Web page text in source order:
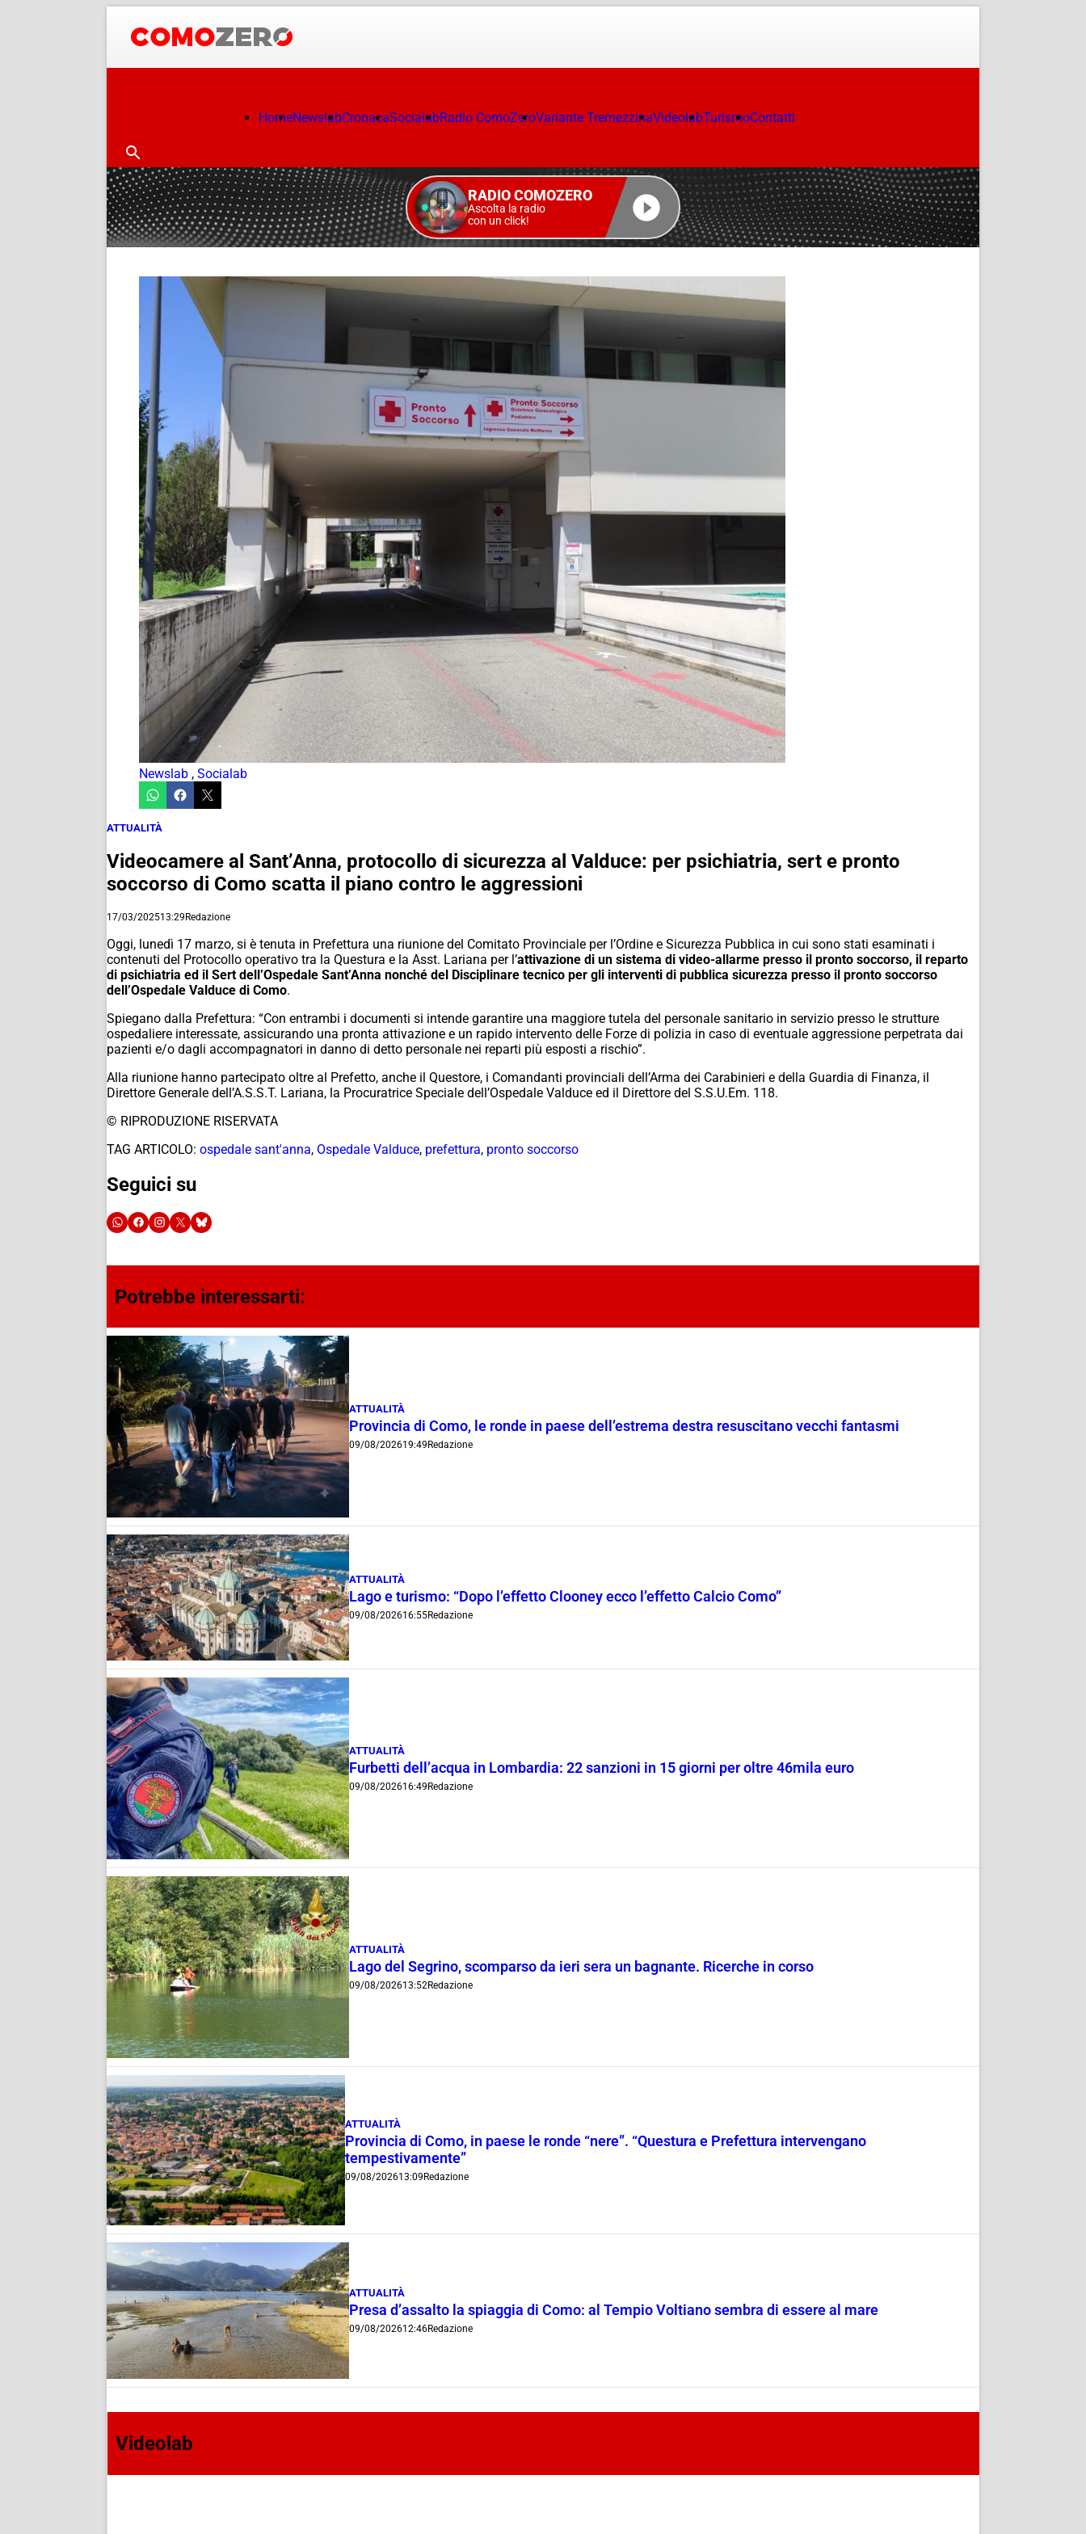
HomeNewslabCronacaSocialabRadio ComoZeroVariante TremezzinaVideolabTurismoContatti
RADIO COMOZERO
Ascolta la radio
con un click!
Newslab , Socialab
ATTUALITÀ
Videocamere al Sant’Anna, protocollo di sicurezza al Valduce: per psichiatria, sert e pronto
soccorso di Como scatta il piano contro le aggressioni
17/03/202513:29Redazione
Oggi, lunedì 17 marzo, si è tenuta in Prefettura una riunione del Comitato Provinciale per l’Ordine e Sicurezza Pubblica in cui sono stati esaminati i
contenuti del Protocollo operativo tra la Questura e la Asst. Lariana per l’attivazione di un sistema di video-allarme presso il pronto soccorso, il reparto
di psichiatria ed il Sert dell’Ospedale Sant’Anna nonché del Disciplinare tecnico per gli interventi di pubblica sicurezza presso il pronto soccorso
dell’Ospedale Valduce di Como.
Spiegano dalla Prefettura: “Con entrambi i documenti si intende garantire una maggiore tutela del personale sanitario in servizio presso le strutture
ospedaliere interessate, assicurando una pronta attivazione e un rapido intervento delle Forze di polizia in caso di eventuale aggressione perpetrata dai
pazienti e/o dagli accompagnatori in danno di detto personale nei reparti più esposti a rischio”.
Alla riunione hanno partecipato oltre al Prefetto, anche il Questore, i Comandanti provinciali dell’Arma dei Carabinieri e della Guardia di Finanza, il
Direttore Generale dell’A.S.S.T. Lariana, la Procuratrice Speciale dell’Ospedale Valduce ed il Direttore del S.S.U.Em. 118.
© RIPRODUZIONE RISERVATA
TAG ARTICOLO: ospedale sant'anna, Ospedale Valduce, prefettura, pronto soccorso
Seguici su
Potrebbe interessarti:
ATTUALITÀ
Provincia di Como, le ronde in paese dell’estrema destra resuscitano vecchi fantasmi
09/08/202619:49 Redazione
ATTUALITÀ
Lago e turismo: “Dopo l’effetto Clooney ecco l’effetto Calcio Como”
09/08/202616:55Redazione
ATTUALITÀ
Furbetti dell’acqua in Lombardia: 22 sanzioni in 15 giorni per oltre 46mila euro
09/08/202616:49 Redazione
ATTUALITÀ
Lago del Segrino, scomparso da ieri sera un bagnante. Ricerche in corso
09/08/202613:52Redazione
ATTUALITÀ
Provincia di Como, in paese le ronde “nere”. “Questura e Prefettura intervengano
tempestivamente”
09/08/202613:09Redazione
ATTUALITÀ
Presa d’assalto la spiaggia di Como: al Tempio Voltiano sembra di essere al mare
09/08/202612:46Redazione
Videolab